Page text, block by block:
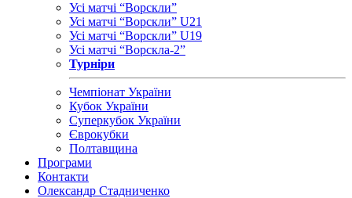
Усі матчі “Ворскли”
Усі матчі “Ворскли” U21
Усі матчі “Ворскли” U19
Усі матчі “Ворскла-2”
Турніри
Чемпіонат України
Кубок України
Суперкубок України
Єврокубки
Полтавщина
Програми
Контакти
Олександр Стадниченко